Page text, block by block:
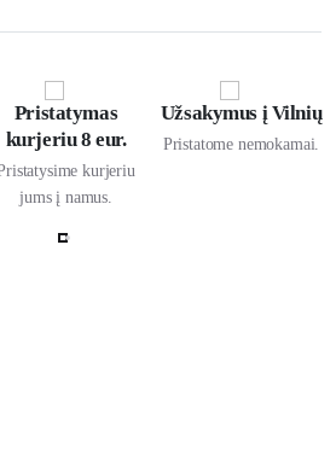
Pristatymas
kurjeriu 8 eur.
kurjeriu
jums į namus.
Užsakymus į Vilnių
Pristatome nemokamai.